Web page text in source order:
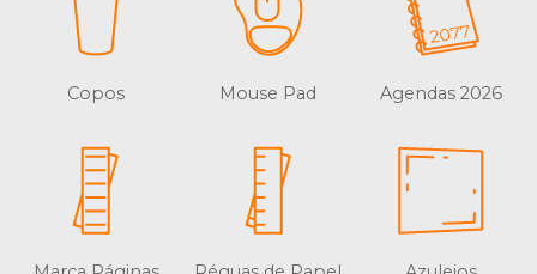
Copos Mouse Pad Agendas 2026